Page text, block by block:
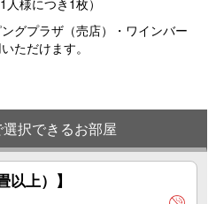
様につき1枚）
グプラザ（売店）・ワインバー
ただけます。
択できるお部屋
以上）】